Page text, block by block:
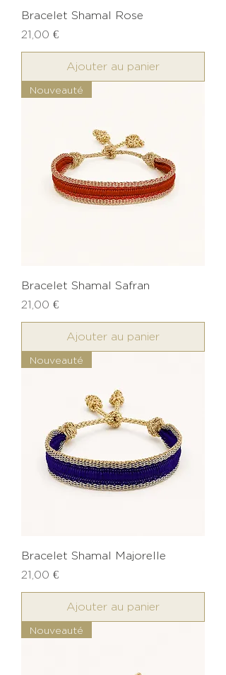
Bracelet Shamal Rose
Prix
21,00 €
Ajouter au panier
Nouveauté
Bracelet Shamal Safran
Prix
21,00 €
Ajouter au panier
Nouveauté
Bracelet Shamal Majorelle
Prix
21,00 €
Ajouter au panier
Nouveauté